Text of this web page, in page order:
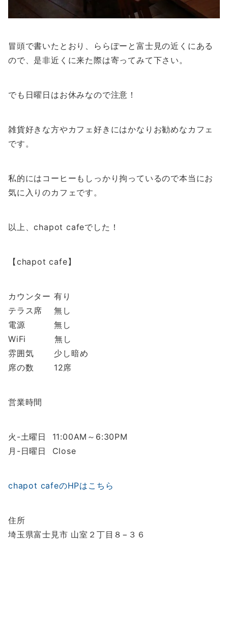
冒頭で書いたとおり、ららぽーと富士見の近くにある
ので、是非近くに来た際は寄ってみて下さい。
でも日曜日はお休みなので注意！
雑貨好きな方やカフェ好きにはかなりお勧めなカフェ
です。
私的にはコーヒーもしっかり拘っているので本当にお
気に入りのカフェです。
以上、chapot cafeでした！
【chapot cafe】
カウンター 有り
テラス席 無し
電源 無し
WiFi 無し
雰囲気 少し暗め
席の数 12席
営業時間
火-土曜日 11:00AM～6:30PM
月-日曜日 Close
chapot cafeのHPはこちら
住所
埼玉県富士見市 山室２丁目８−３６